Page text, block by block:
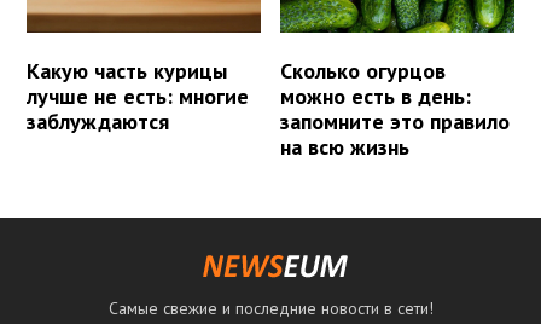
Какую часть курицы
лучше не есть: многие
заблуждаются
Сколько огурцов
можно есть в день:
запомните это правило
на всю жизнь
Самые свежие и последние новости в сети!